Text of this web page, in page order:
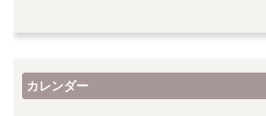
カレンダー